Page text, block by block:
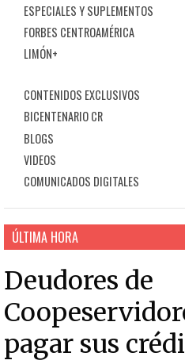
ESPECIALES Y SUPLEMENTOS
FORBES CENTROAMÉRICA
LIMÓN+
CONTENIDOS EXCLUSIVOS
BICENTENARIO CR
BLOGS
VIDEOS
COMUNICADOS DIGITALES
ÚLTIMA HORA
Deudores de
pagar sus